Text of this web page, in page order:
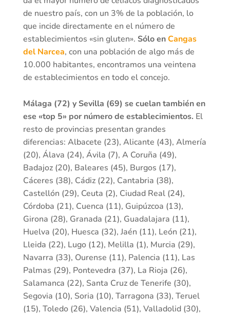
de nuestro país, con un 3% de la población, lo
que incide directamente en el número de
establecimientos «sin gluten». Sólo enCangas
del Narcea, con una población de algo más de
10.000 habitantes, encontramos una veintena
de establecimientos en todo el concejo.
Málaga (72) y Sevilla (69) se cuelan también en
ese «top 5» por número de establecimientos. El
resto de provincias presentan grandes
diferencias: Albacete (23), Alicante (43), Almería
(20), Álava (24), Ávila (7), A Coruña (49),
Badajoz (20), Baleares (45), Burgos (17),
Cáceres (38), Cádiz (22), Cantabria (38),
Castellón (29), Ceuta (2), Ciudad Real (24),
Córdoba (21), Cuenca (11), Guipúzcoa (13),
Girona (28), Granada (21), Guadalajara (11),
Huelva (20), Huesca (32), Jaén (11), León (21),
Lleida (22), Lugo (12), Melilla (1), Murcia (29),
Navarra (33), Ourense (11), Palencia (11), Las
Palmas (29), Pontevedra (37), La Rioja (26),
Salamanca (22), Santa Cruz de Tenerife (30),
Segovia (10), Soria (10), Tarragona (33), Teruel
(15), Toledo (26), Valencia (51), Valladolid (30),